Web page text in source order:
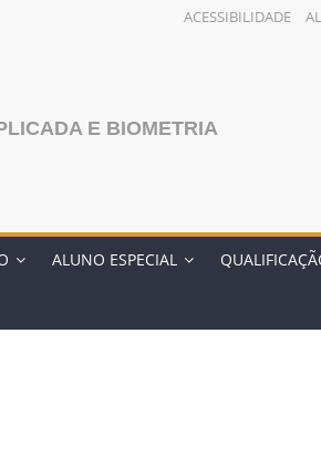
ACESSIBILIDADE
E BIOMETRIA
ALUNO ESPECIAL